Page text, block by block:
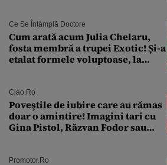
Ce Se Întâmplă Doctore
Cum arată acum Julia Chelaru,
fosta membră a trupei Exotic! Și-a
etalat formele voluptoase, la
Ciao.ro
Poveştile de iubire care au rămas
doar o amintire! Imagini tari cu
Gina Pistol, Răzvan Fodor sau
Promotor.ro